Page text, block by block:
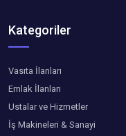
Kategoriler
Vasıta İlanları
Emlak İlanları
Ustalar ve Hizmetler
İş Makineleri & Sanayi